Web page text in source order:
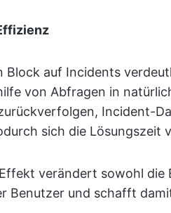
Block auf Incidents
von Abfragen in
Incident-
sich die Lösungszeit
verändert sowohl die
Benutzer und schafft